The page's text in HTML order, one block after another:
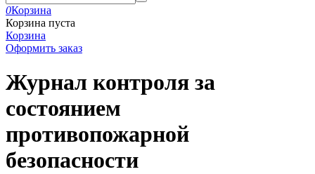
0Корзина
Корзина пуста
Корзина
Оформить заказ
Журнал контроля за
состоянием
противопожарной
безопасности